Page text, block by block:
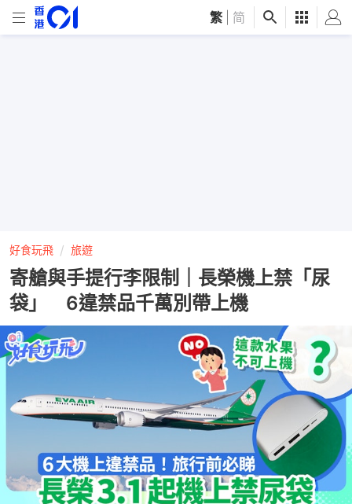
繁 简
好食玩飛 旅遊
寄艙與手提行李限制｜長榮機上禁「尿
袋」 6違禁品千萬別帶上機